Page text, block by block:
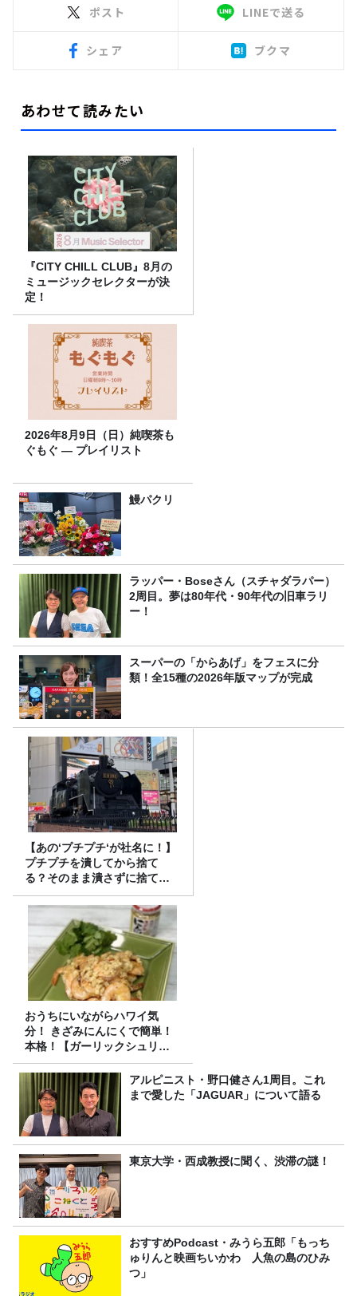
ポスト LINEで送る
シェア ブクマ
あわせて読みたい
『CITY CHILL CLUB』8月の
ミュージックセレクターが決
定！
2026年8月9日（日）純喫茶も
ぐもぐ ― プレイリスト
鰻パクリ
ラッパー・Boseさん（スチャダラパー）
2周目。夢は80年代・90年代の旧車ラリ
ー！
スーパーの「からあげ」をフェスに分
類！全15種の2026年版マップが完成
【あの‘プチプチ‘が社名に！】
プチプチを潰してから捨て
る？そのまま潰さずに捨て
る？
おうちにいながらハワイ気
分！ きざみにんにくで簡単！
本格！【ガーリックシュリン
プ】 桃屋のかんたんレシピ
アルピニスト・野口健さん1周目。これ
まで愛した「JAGUAR」について語る
東京大学・西成教授に聞く、渋滞の謎！
おすすめPodcast・みうら五郎「もっち
ゅりんと映画ちいかわ 人魚の島のひみ
つ」